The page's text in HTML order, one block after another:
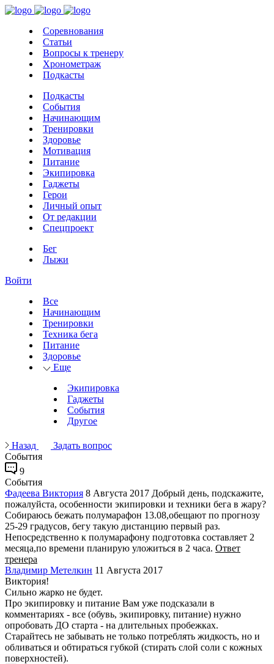
Соревнования
Статьи
Вопросы к тренеру
Хронометраж
Подкасты
Подкасты
События
Начинающим
Тренировки
Здоровье
Мотивация
Питание
Экипировка
Гаджеты
Герои
Личный опыт
От редакции
Спецпроект
Бег
Лыжи
Войти
Все
Начинающим
Тренировки
Техника бега
Питание
Здоровье
Еще
Экипировка
Гаджеты
События
Другое
Назад
Задать вопрос
События
9
События
Фадеева Виктория 8 Августа 2017 Добрый день, подскажите,
пожалуйста, особенности экипировки и техники бега в жару?
Собираюсь бежать полумарафон 13.08,обещают по прогнозу
25-29 градусов, бегу такую дистанцию первый раз.
Непосредственно к полумарафону подготовка составляет 2
месяца,по времени планирую уложиться в 2 часа. Ответ
тренера
Владимир Метелкин 11 Августа 2017
Виктория!
Сильно жарко не будет.
Про экипировку и питание Вам уже подсказали в
комментариях - все (обувь, экипировку, питание) нужно
опробовать ДО старта - на длительных пробежках.
Старайтесь не забывать не только потреблять жидкость, но и
обливаться и обтираться губкой (стирать слой соли с кожных
поверхностей).